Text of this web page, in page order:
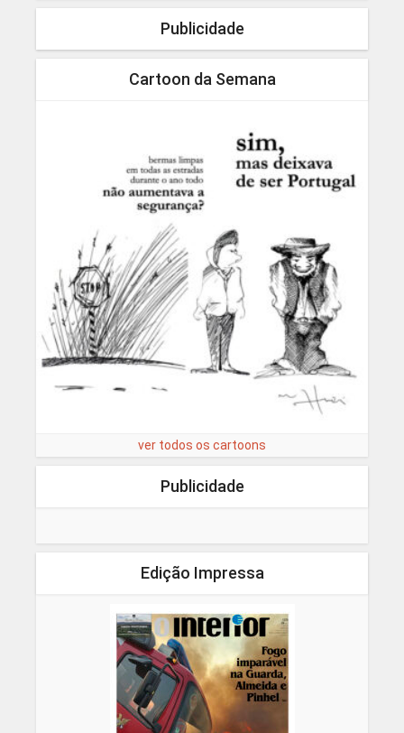
Publicidade
Cartoon da Semana
ver todos os cartoons
Publicidade
Edição Impressa